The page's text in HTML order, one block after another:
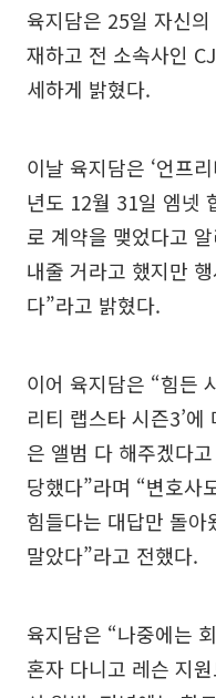
육지담은 25일 자신
재하고 전 소속사인
세하게 밝혔다.
이날 육지담은 ‘언프
년도 12월 31일 엠넷
로 계약을 맺었다고
내줄 거라고 했지만
다”라고 밝혔다.
이어 육지담은 “힘든
리티 랩스타 시즌3’
은 앨범 다 해주겠다
당했다”라며 “변호사
힘들다는 대답만 돌아
말았다”라고 전했다.
육지담은 “나중에는
혼자 다니고 레슨 지